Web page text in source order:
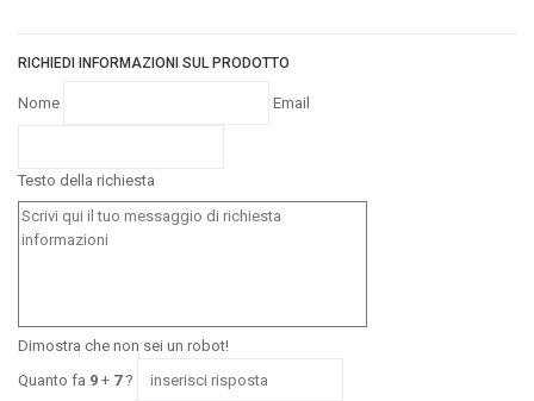
RICHIEDI INFORMAZIONI SUL PRODOTTO
Nome Email
Testo della richiesta
Dimostra che non sei un robot!
Quanto fa 9 + 7?